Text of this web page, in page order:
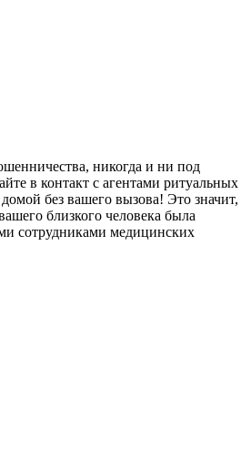
никогда и ни под
в контакт с агентами ритуальных
без вашего вызова! Это значит,
близкого человека была
сотрудниками медицинских